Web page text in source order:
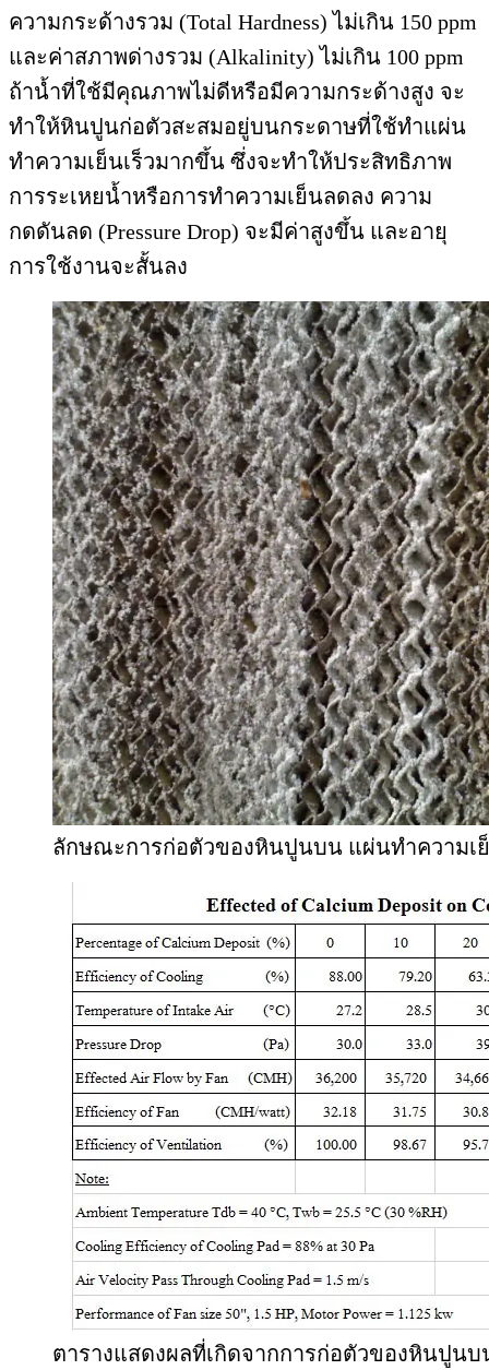
ความกระด้างรวม (Total Hardness) ไม่เกิน 150 ppm
และค่าสภาพด่างรวม (Alkalinity) ไม่เกิน 100 ppm
ถ้าน้ำที่ใช้มีคุณภาพไม่ดีหรือมีความกระด้างสูง จะ
ทำให้หินปูนก่อตัวสะสมอยู่บนกระดาษที่ใช้ทำแผ่น
ทำความเย็นเร็วมากขึ้น ซึ่งจะทำให้ประสิทธิภาพ
การระเหยน้ำหรือการทำความเย็นลดลง ความ
กดดันลด (Pressure Drop) จะมีค่าสูงขึ้น และอายุ
การใช้งานจะสั้นลง
ลักษณะการก่อตัวของหินปูนบน แผ่นทำความเย็
ตารางแสดงผลที่เกิดจากการก่อตัวของหินปูน